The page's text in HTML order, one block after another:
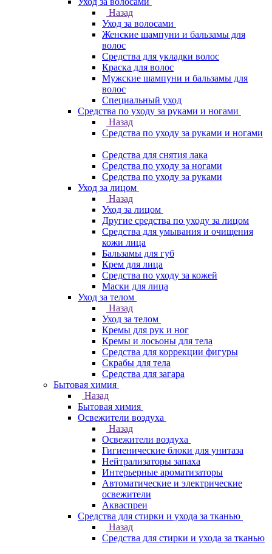
Назад
Уход за волосами
Женские шампуни и бальзамы для
волос
Средства для укладки волос
Краска для волос
Мужские шампуни и бальзамы для
волос
Специальный уход
Средства по уходу за руками и ногами
Назад
Средства по уходу за руками и ногами
Средства для снятия лака
Средства по уходу за ногами
Средства по уходу за руками
Уход за лицом
Назад
Уход за лицом
Другие средства по уходу за лицом
Средства для умывания и очищения
кожи лица
Бальзамы для губ
Крем для лица
Средства по уходу за кожей
Маски для лица
Уход за телом
Назад
Уход за телом
Кремы для рук и ног
Кремы и лосьоны для тела
Средства для коррекции фигуры
Скрабы для тела
Средства для загара
Бытовая химия
Назад
Бытовая химия
Освежители воздуха
Назад
Освежители воздуха
Гигиенические блоки для унитаза
Нейтрализаторы запаха
Интерьерные ароматизаторы
Автоматические и электрические
освежители
Акваспреи
Средства для стирки и ухода за тканью
Назад
Средства для стирки и ухода за тканью